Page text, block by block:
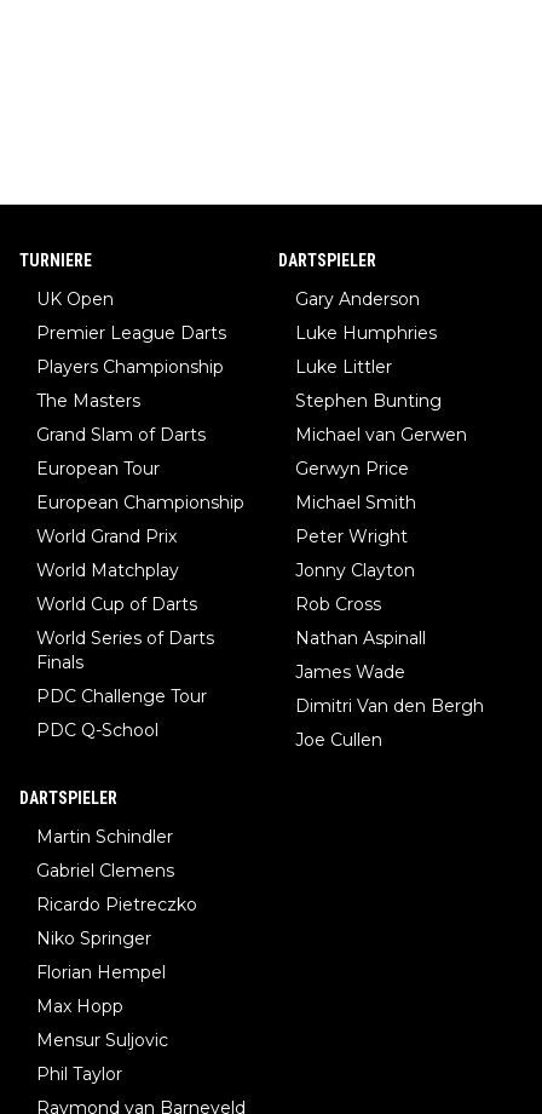
TURNIERE
UK Open
Premier League Darts
Players Championship
The Masters
Grand Slam of Darts
European Tour
European Championship
World Grand Prix
World Matchplay
World Cup of Darts
World Series of Darts
Finals
PDC Challenge Tour
PDC Q-School
DARTSPIELER
Gary Anderson
Luke Humphries
Luke Littler
Stephen Bunting
Michael van Gerwen
Gerwyn Price
Michael Smith
Peter Wright
Jonny Clayton
Rob Cross
Nathan Aspinall
James Wade
Dimitri Van den Bergh
Joe Cullen
DARTSPIELER
Martin Schindler
Gabriel Clemens
Ricardo Pietreczko
Niko Springer
Florian Hempel
Max Hopp
Mensur Suljovic
Phil Taylor
Raymond van Barneveld